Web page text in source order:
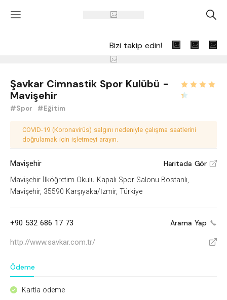
' A
Bizi takip edin!
Şavkar Cimnastik Spor Kulübü -
Mavişehir
#Spor #Eğitim
COVID-19 (Koronavirüs) salgını nedeniyle çalışma saatlerini
doğrulamak için işletmeyi arayın.
Mavişehir Haritada Gör V
Mavişehir İlköğretim Okulu Kapalı Spor Salonu Bostanlı,
Mavişehir, 35590 Karşıyaka/İzmir, Türkiye
+90 532 686 17 73 Arama Yap
http://www.savkar.com.tr/ V
Ödeme
^ Kartla ödeme